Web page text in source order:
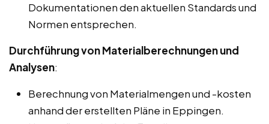
Dokumentationen den aktuellen Standards und
Normen entsprechen.
Durchführung von Materialberechnungen und
Analysen:
Berechnung von Materialmengen und -kosten
anhand der erstellten Pläne in Eppingen.